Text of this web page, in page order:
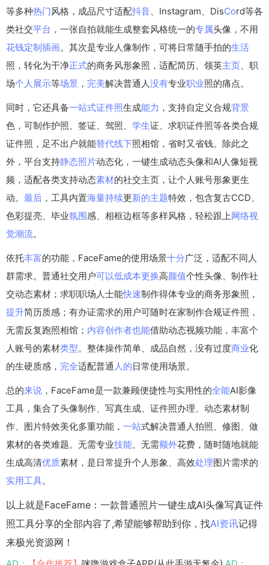
等多种热门风格，成品尺寸适配抖音、Instagram、DisCord等各
类社交平台 ，一张自拍就能生成整套风格统一的专属头像，不用
花钱定制 插画。其次是专业人像制作，可将日常随手拍的生活
照，转化为干净正式的商务风形象照，适配简历、领英主页、职
场个人展示等场景 ， 完美解决普通人没有专业职业照的痛点。
同时，它还具备一站式证件照生成能力 ，支持自定义合规背景
色，可制作护照、签证、驾照、 学生证、求职证件照等各类合规
证件照，足不出户就能替代线下照相馆，省时又省钱。除此之
外，平台支持静态照片动态化，一键生成动态头像和AI人像短视
频，适配各类支持动态素材的社交主页，让个人账号形象更生
动。 最后 ，工具内置海量持续更新的主题特效，包含复古CCD、
色彩提亮、毕业氛围感、相框边框等多样风格，轻松跟上网络视
觉潮流。
依托丰富的功能，FaceFame的使用场景十分广泛，适配不同人
群需求。普通社交用户可以低成本更换高颜值个性头像、制作社
交动态素材；求职职场人士能快速制作得体专业的商务形象照，
提升简历质感；有办证需求的用户可随时在家制作合规证件照，
无需反复跑照相馆； 内容创作者也能借助动态视频功能，丰富个
人账号的素材类型。整体操作简单、成品自然，没有过度商业化
的生硬质感， 完全适配普通 人的日常使用场景。
总的来说 ，FaceFame是一款兼顾便捷性与实用性的全能AI影像
工具，集合了头像制作、写真生成、证件照办理、动态素材制
作、图片特效美化多重功能， 一站式解决普通人拍照、修图、做
素材的各类难题。无需专业技能、无需额外花费，随时随地就能
生成高清优质素材，是日常提升个人形象、高效处理图片需求的
实用工具。
以上就是FaceFame：一款普通照片一键生成AI头像写真证件
照工具分享的全部内容了,希望能够帮助到你，找AI资讯记得
来极光资源网！